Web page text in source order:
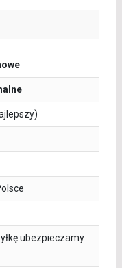
ubezpieczamy